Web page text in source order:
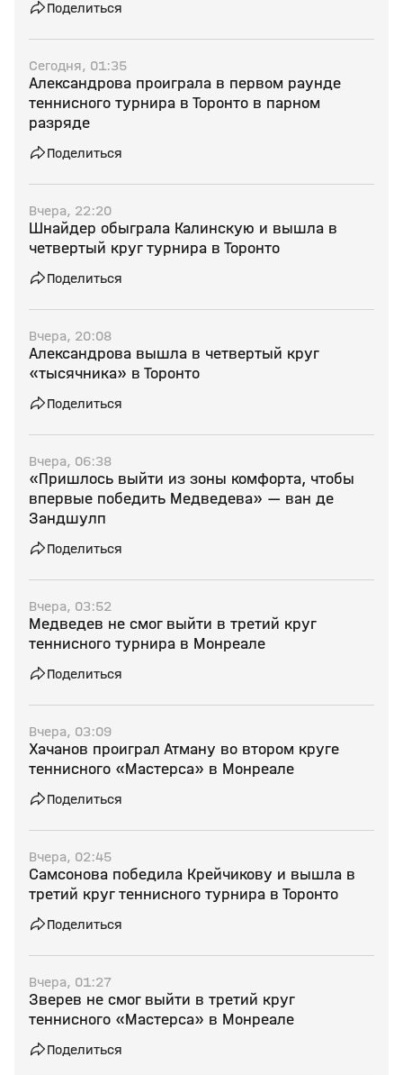
Поделиться
Сегодня, 01:35
Александрова проиграла в первом раунде
теннисного турнира в Торонто в парном
разряде
Поделиться
Вчера, 22:20
Шнайдер обыграла Калинскую и вышла в
четвертый круг турнира в Торонто
Поделиться
Вчера, 20:08
Александрова вышла в четвертый круг
«тысячника» в Торонто
Поделиться
Вчера, 06:38
«Пришлось выйти из зоны комфорта, чтобы
впервые победить Медведева» — ван де
Зандшулп
Поделиться
Вчера, 03:52
Медведев не смог выйти в третий круг
теннисного турнира в Монреале
Поделиться
Вчера, 03:09
Хачанов проиграл Атману во втором круге
теннисного «Мастерса» в Монреале
Поделиться
Вчера, 02:45
Самсонова победила Крейчикову и вышла в
третий круг теннисного турнира в Торонто
Поделиться
Вчера, 01:27
Зверев не смог выйти в третий круг
теннисного «Мастерса» в Монреале
Поделиться